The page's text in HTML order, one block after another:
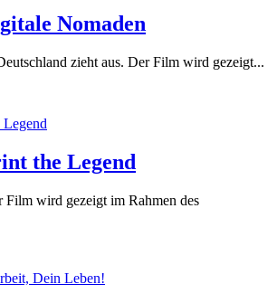
Nomaden
zieht aus. Der Film wird gezeigt...
the Legend
Film wird gezeigt im Rahmen des